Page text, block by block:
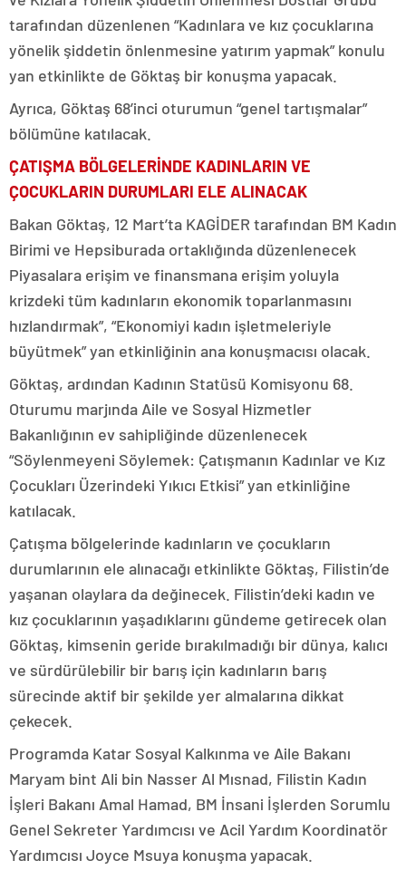
tarafından düzenlenen “Kadınlara ve kız çocuklarına
yönelik şiddetin önlenmesine yatırım yapmak” konulu
yan etkinlikte de Göktaş bir konuşma yapacak.
Ayrıca, Göktaş 68’inci oturumun “genel tartışmalar”
bölümüne katılacak.
ÇATIŞMA BÖLGELERİNDE KADINLARIN VE
ÇOCUKLARIN DURUMLARI ELE ALINACAK
Bakan Göktaş, 12 Mart’ta KAGİDER tarafından BM Kadın
Birimi ve Hepsiburada ortaklığında düzenlenecek
Piyasalara erişim ve finansmana erişim yoluyla
krizdeki tüm kadınların ekonomik toparlanmasını
hızlandırmak”, “Ekonomiyi kadın işletmeleriyle
büyütmek” yan etkinliğinin ana konuşmacısı olacak.
Göktaş, ardından Kadının Statüsü Komisyonu 68.
Oturumu marjında Aile ve Sosyal Hizmetler
Bakanlığının ev sahipliğinde düzenlenecek
“Söylenmeyeni Söylemek: Çatışmanın Kadınlar ve Kız
Çocukları Üzerindeki Yıkıcı Etkisi” yan etkinliğine
katılacak.
Çatışma bölgelerinde kadınların ve çocukların
durumlarının ele alınacağı etkinlikte Göktaş, Filistin’de
yaşanan olaylara da değinecek. Filistin’deki kadın ve
kız çocuklarının yaşadıklarını gündeme getirecek olan
Göktaş, kimsenin geride bırakılmadığı bir dünya, kalıcı
ve sürdürülebilir bir barış için kadınların barış
sürecinde aktif bir şekilde yer almalarına dikkat
çekecek.
Programda Katar Sosyal Kalkınma ve Aile Bakanı
Maryam bint Ali bin Nasser Al Mısnad, Filistin Kadın
İşleri Bakanı Amal Hamad, BM İnsani İşlerden Sorumlu
Genel Sekreter Yardımcısı ve Acil Yardım Koordinatör
Yardımcısı Joyce Msuya konuşma yapacak.